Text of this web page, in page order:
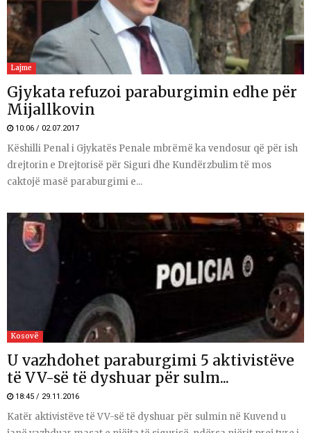
Lajme
Gjykata refuzoi paraburgimin edhe për
Mijallkovin
10:06 / 02.07.2017
Këshilli Penal i Gjykatës Penale mbrëmë ka vendosur që për ish
drejtorin e Drejtorisë për Siguri dhe Kundërzbulim të mos
caktojë masë paraburgimi e...
Kosovë
U vazhdohet paraburgimi 5 aktivistëve
të VV-së të dyshuar për sulm...
18:45 / 29.11.2016
Katër aktivistëve të VV-së të dyshuar për sulmin në Kuvend u